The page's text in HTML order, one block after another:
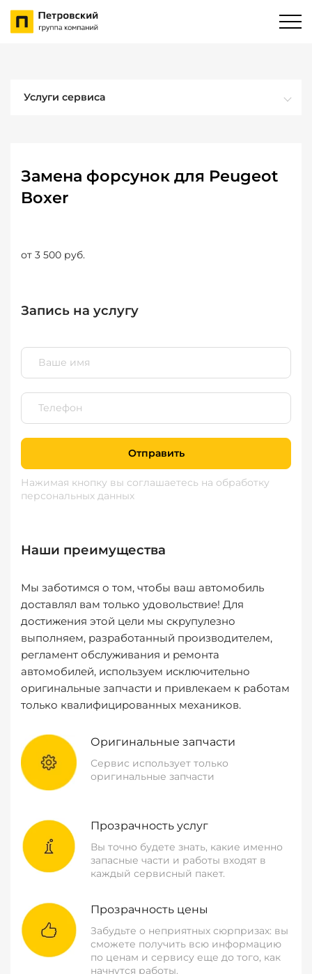
Услуги сервиса
Замена форсунок для Peugeot
Boxer
от 3 500 руб.
Запись на услугу
Отправить
Нажимая кнопку вы соглашаетесь на обработку
персональных данных
Наши преимущества
Мы заботимся о том, чтобы ваш автомобиль
доставлял вам только удовольствие! Для
достижения этой цели мы скрупулезно
выполняем, разработанный производителем,
регламент обслуживания и ремонта
автомобилей, используем исключительно
оригинальные запчасти и привлекаем к работам
только квалифицированных механиков.
Оригинальные запчасти
Сервис использует только
оригинальные запчасти
Прозрачность услуг
Вы точно будете знать, какие именно
запасные части и работы входят в
каждый сервисный пакет.
Прозрачность цены
Забудьте о неприятных сюрпризах: вы
сможете получить всю информацию
по ценам и сервису еще до того, как
начнутся работы.